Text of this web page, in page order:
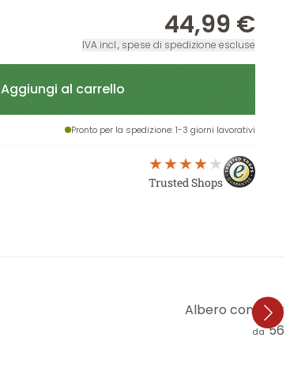
44,99 €
IVA incl., spese di spedizione escluse
Aggiungi al carrello
Pronto per la spedizione: 1-3 giorni lavorativi
Trusted Shops
Albero con
da